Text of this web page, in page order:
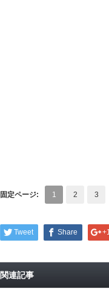
固定ページ: 1 2 3
Tweet Share +1
関連記事